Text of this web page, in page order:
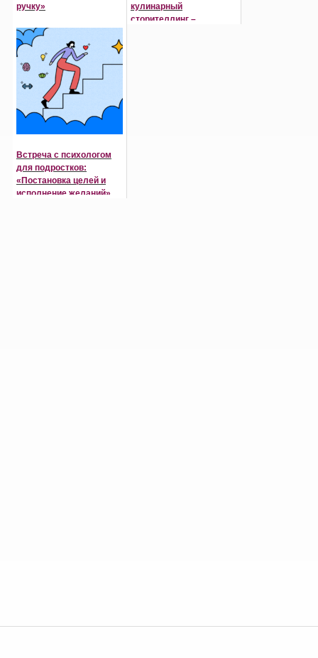
ручку»
кулинарный
сторителлинг –
Встреча с психологом
для подростков:
«Постановка целей и
исполнение желаний»